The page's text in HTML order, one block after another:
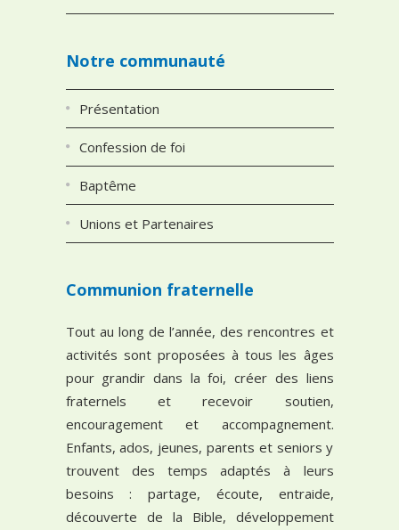
Notre communauté
Présentation
Confession de foi
Baptême
Unions et Partenaires
Communion fraternelle
Tout au long de l’année, des rencontres et
activités sont proposées à tous les âges
pour grandir dans la foi, créer des liens
fraternels et recevoir soutien,
encouragement et accompagnement.
Enfants, ados, jeunes, parents et seniors y
trouvent des temps adaptés à leurs
besoins : partage, écoute, entraide,
découverte de la Bible, développement